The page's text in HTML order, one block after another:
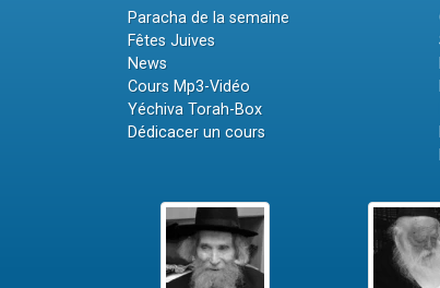
Paracha de la semaine
Fêtes Juives
News
Cours Mp3-Vidéo
Yéchiva Torah-Box
Dédicacer un cours